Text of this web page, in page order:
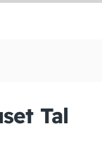
Tal